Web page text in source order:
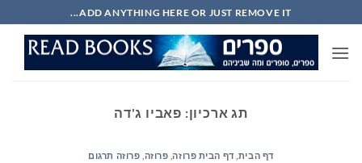
to
content
ADD ANYTHING HERE OR JUST REMOVE IT...
תג ארכיון: פאביו ג'דה
דף הבית דף הבית פרוזה, פרוזה פרוזה תרגום